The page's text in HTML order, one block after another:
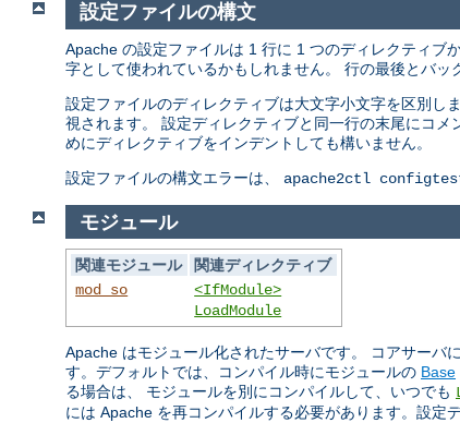
設定ファイルの構文
Apache の設定ファイルは 1 行に 1 つのディレクティブ
字として使われているかもしれません。 行の最後とバッ
設定ファイルのディレクティブは大文字小文字を区別し
視されます。 設定ディレクティブと同一行の末尾にコメ
めにディレクティブをインデントしても構いません。
設定ファイルの構文エラーは、 apache2ctl
モジュール
関連モジュール
関連ディレクティブ
mod_so
<IfModule>
LoadModule
Apache はモジュール化されたサーバです。 コアサーバ
す。デフォルトでは、コンパイル時にモジュールの Base
る場合は、 モジュールを別にコンパイルして、いつでも
には Apache を再コンパイルする必要があります。設定